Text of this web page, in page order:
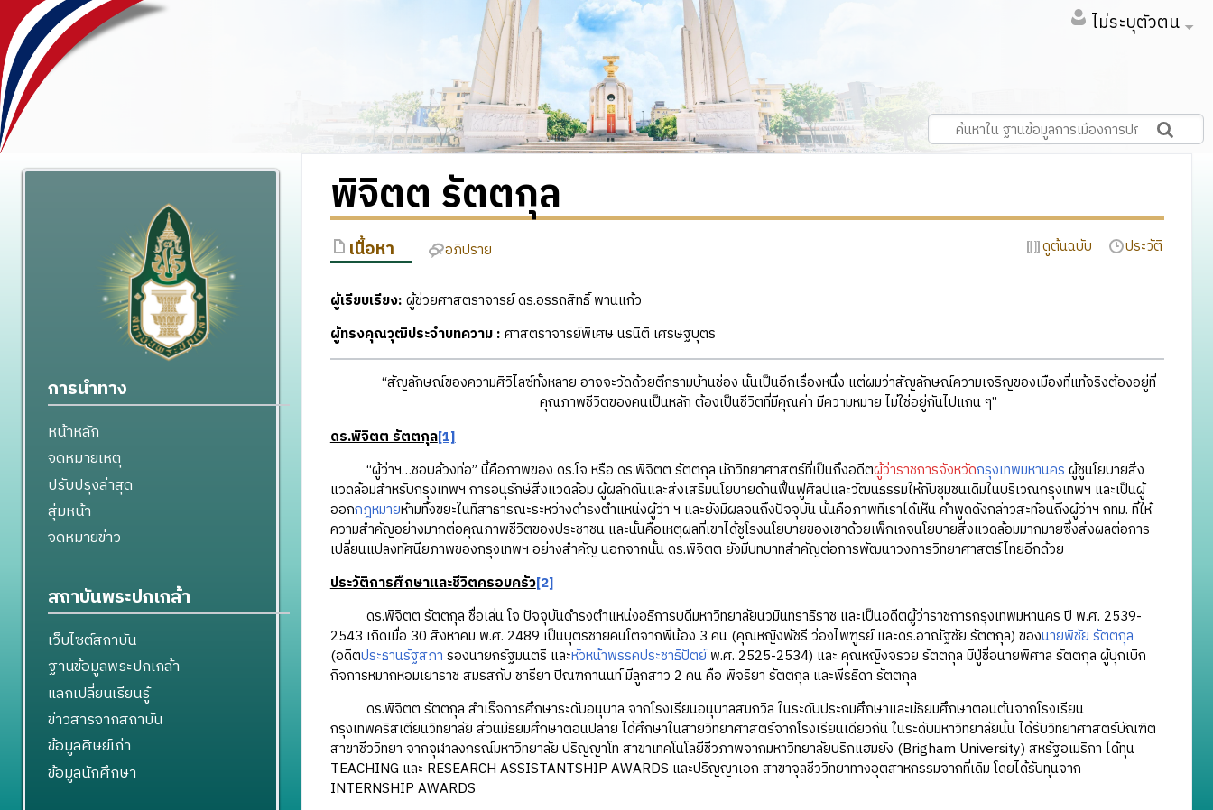
ไม่ระบุตัวตน
พิจิตต รัตตกุล
เนื้อหา อภิปราย ดูต้นฉบับ ประวัติ
ผู้เรียบเรียง: ผู้ช่วยศาสตราจารย์ ดร.อรรถสิทธิ์ พานแก้ว
ผู้ทรงคุณวุฒิประจำบทความ : ศาสตราจารย์พิเศษ นรนิติ เศรษฐบุตร
“สัญลักษณ์ของความศิวิไลซ์ทั้งหลาย อาจจะวัดด้วยตึกรามบ้านช่อง นั้นเป็นอีกเรื่องหนึ่ง แต่ผมว่าสัญลักษณ์ความเจริญของเมืองที่แท้จริงต้องอยู่ที่
คุณภาพชีวิตของคนเป็นหลัก ต้องเป็นชีวิตที่มีคุณค่า มีความหมาย ไม่ใช่อยู่กันไปแกน ๆ”
ดร.พิจิตต รัตตกุล[1]
“ผู้ว่าฯ…ชอบล้วงท่อ” นี้คือภาพของ ดร.โจ หรือ ดร.พิจิตต รัตตกุล นักวิทยาศาสตร์ที่เป็นถึงอดีตผู้ว่าราชการจังหวัดกรุงเทพมหานคร ผู้ชูนโยบายสิ่ง
แวดล้อมสำหรับกรุงเทพฯ การอนุรักษ์สิ่งแวดล้อม ผู้ผลักดันและส่งเสริมนโยบายด้านฟื้นฟูศิลปและวัฒนธรรมให้กับชุมชนเดิมในบริเวณกรุงเทพฯ และเป็นผู้
ออกกฎหมายห้ามทิ้งขยะในที่สาธารณะระหว่างดำรงตำแหน่งผู้ว่า ฯ และยังมีผลจนถึงปัจจุบัน นั้นคือภาพที่เราได้เห็น คำพูดดังกล่าวสะท้อนถึงผู้ว่าฯ กทม. ที่ให้
ความสำคัญอย่างมากต่อคุณภาพชีวิตของประชาชน และนั้นคือเหตุผลที่เขาได้ชูโรงนโยบายของเขาด้วยเพ็กเกจนโยบายสิ่งแวดล้อมมากมายซึ่งส่งผลต่อการ
เปลี่ยนแปลงทัศนียภาพของกรุงเทพฯ อย่างสำคัญ นอกจากนั้น ดร.พิจิตต ยังมีบทบาทสำคัญต่อการพัฒนาวงการวิทยาศาสตร์ไทยอีกด้วย
ประวัติการศึกษาและชีวิตครอบครัว[2]
ดร.พิจิตต รัตตกุล ชื่อเล่น โจ ปัจจุบันดำรงตำแหน่งอธิการบดีมหาวิทยาลัยนวมินทราธิราช และเป็นอดีตผู้ว่าราชการกรุงเทพมหานคร ปี พ.ศ. 2539-
2543 เกิดเมื่อ 30 สิงหาคม พ.ศ. 2489 เป็นบุตรชายคนโตจากพี่น้อง 3 คน (คุณหญิงพัชรี ว่องไพฑูรย์ และดร.อาณัฐชัย รัตตกุล) ของนายพิชัย รัตตกุล
(อดีตประธานรัฐสภา รองนายกรัฐมนตรี และหัวหน้าพรรคประชาธิปัตย์พ.ศ. 2525-2534) และ คุณหญิงจรวย รัตตกุล มีปู่ชื่อนายพิศาล รัตตกุล ผู้บุกเบิก
กิจการหมากหอมเยาราช สมรสกับ ชารียา ปิณฑกานนท์ มีลูกสาว 2 คน คือ พิจริยา รัตตกุล และพีรธิดา รัตตกุล
ดร.พิจิตต รัตตกุล สำเร็จการศึกษาระดับอนุบาล จากโรงเรียนอนุบาลสมถวิล ในระดับประถมศึกษาและมัธยมศึกษาตอนต้นจากโรงเรียน
กรุงเทพคริสเตียนวิทยาลัย ส่วนมัธยมศึกษาตอนปลาย ได้ศึกษาในสายวิทยาศาสตร์จากโรงเรียนเดียวกัน ในระดับมหาวิทยาลัยนั้น ได้รับวิทยาศาสตร์บัณฑิต
สาขาชีววิทยา จากจุฬาลงกรณ์มหาวิทยาลัย ปริญญาโท สาขาเทคโนโลยีชีวภาพจากมหาวิทยาลัยบริกแฮมยัง (Brigham University) สหรัฐอเมริกา ได้ทุน
TEACHING และ RESEARCH ASSISTANTSHIP AWARDS และปริญญาเอก สาขาจุลชีววิทยาทางอุตสาหกรรมจากที่เดิม โดยได้รับทุนจาก
INTERNSHIP AWARDS
การนำทาง
หน้าหลัก
จดหมายเหตุ
ปรับปรุงล่าสุด
สุ่มหน้า
จดหมายข่าว
สถาบันพระปกเกล้า
เว็บไซต์สถาบัน
ฐานข้อมูลพระปกเกล้า
แลกเปลี่ยนเรียนรู้
ข่าวสารจากสถาบัน
ข้อมูลศิษย์เก่า
ข้อมูลนักศึกษา